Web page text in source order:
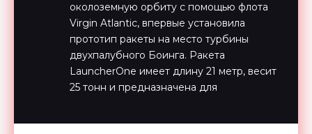
околоземную орбиту с помощью флота
Virgin Atlantic, впервые установила
прототип ракеты на место турбины
двухпалубного Боинга. Ракета
LauncherOne имеет длину 21 метр, весит
25 тонн и предназначена для